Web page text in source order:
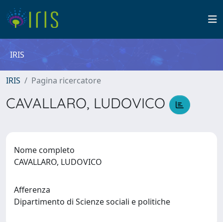
IRIS
IRIS Pagina ricercatore
CAVALLARO, LUDOVICO
Nome completo
CAVALLARO, LUDOVICO
Afferenza
Dipartimento di Scienze sociali e politiche